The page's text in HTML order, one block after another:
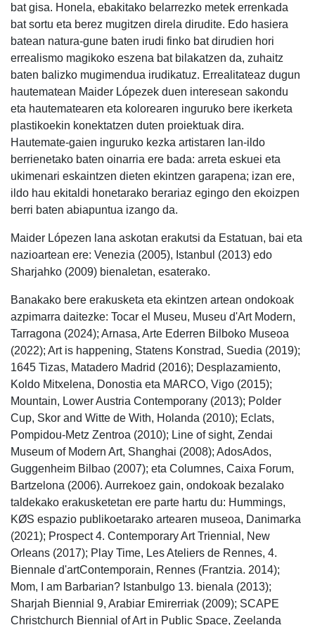
bat gisa. Honela, ebakitako belarrezko metek errenkada
bat sortu eta berez mugitzen direla dirudite. Edo hasiera
batean natura-gune baten irudi finko bat dirudien hori
errealismo magikoko eszena bat bilakatzen da, zuhaitz
baten balizko mugimendua irudikatuz. Errealitateaz dugun
hautematean Maider Lópezek duen interesean sakondu
eta hautematearen eta kolorearen inguruko bere ikerketa
plastikoekin konektatzen duten proiektuak dira.
Hautemate-gaien inguruko kezka artistaren lan-ildo
berrienetako baten oinarria ere bada: arreta eskuei eta
ukimenari eskaintzen dieten ekintzen garapena; izan ere,
ildo hau ekitaldi honetarako berariaz egingo den ekoizpen
berri baten abiapuntua izango da.
Maider Lópezen lana askotan erakutsi da Estatuan, bai eta
nazioartean ere: Venezia (2005), Istanbul (2013) edo
Sharjahko (2009) bienaletan, esaterako.
Banakako bere erakusketa eta ekintzen artean ondokoak
azpimarra daitezke: Tocar el Museu, Museu d'Art Modern,
Tarragona (2024); Arnasa, Arte Ederren Bilboko Museoa
(2022); Art is happening, Statens Konstrad, Suedia (2019);
1645 Tizas, Matadero Madrid (2016); Desplazamiento,
Koldo Mitxelena, Donostia eta MARCO, Vigo (2015);
Mountain, Lower Austria Contemporany (2013); Polder
Cup, Skor and Witte de With, Holanda (2010); Eclats,
Pompidou-Metz Zentroa (2010); Line of sight, Zendai
Museum of Modern Art, Shanghai (2008); AdosAdos,
Guggenheim Bilbao (2007); eta Columnes, Caixa Forum,
Bartzelona (2006). Aurrekoez gain, ondokoak bezalako
taldekako erakusketetan ere parte hartu du: Hummings,
KØS espazio publikoetarako artearen museoa, Danimarka
(2021); Prospect 4. Contemporary Art Triennial, New
Orleans (2017); Play Time, Les Ateliers de Rennes, 4.
Biennale d'artContemporain, Rennes (Frantzia. 2014);
Mom, I am Barbarian? Istanbulgo 13. bienala (2013);
Sharjah Biennial 9, Arabiar Emirerriak (2009); SCAPE
Christchurch Biennial of Art in Public Space, Zeelanda